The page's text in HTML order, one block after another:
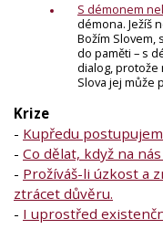
S démonem
démona. Ježíš
Božím Slovem,
do paměti – s
dialog, protože
Slova jej může
Krize
- Kupředu
- Co dělat, když na
- Prožíváš-li úzkost a
ztrácet důvěru.
- I uprostřed